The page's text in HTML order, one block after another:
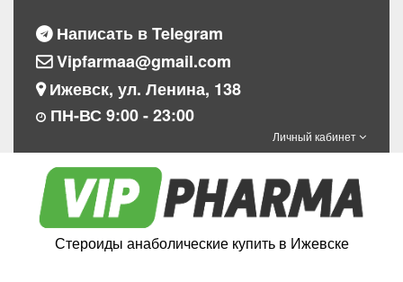
Написать в Telegram
Vipfarmaa@gmail.com
Ижевск, ул. Ленина, 138
ПН-ВС 9:00 - 23:00
Личный кабинет
Стероиды анаболические купить в Ижевске